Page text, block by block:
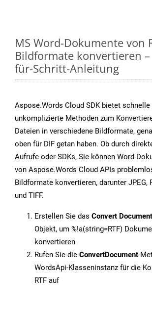
MS Word-Dokumente von
Bildformate konvertieren
für-Schritt-Anleitung
Aspose.Words Cloud SDK bietet schnelle
unkomplizierte Methoden zum
Dateien in verschiedene Bildformate,
oben für DIF getan haben. Ob durch
Aufrufe oder SDKs, Sie können Word-
von Aspose.Words Cloud APIs
Bildformate konvertieren, darunter JPEG,
und TIFF.
Erstellen Sie das Convert
Objekt, um %!a(string=RTF)
konvertieren
Rufen Sie die ConvertDocument-
WordsApi-Klasseninstanz für die
RTF auf